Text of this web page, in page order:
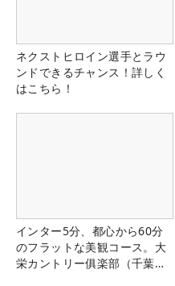
ネクストヒロイン選手とラウ
ンドできるチャンス！詳しく
はこちら！
インター5分、都心から60分
のフラットな美観コース。大
栄カントリー俱楽部（千葉